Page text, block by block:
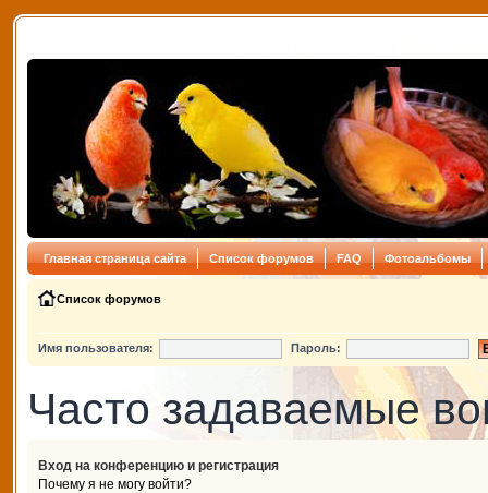
Главная страница сайта Список форумов FAQ Фотоальбомы
Список форумов
Имя пользователя: Пароль:
Часто задаваемые
Вход на конференцию и регистрация
Почему я не могу войти?